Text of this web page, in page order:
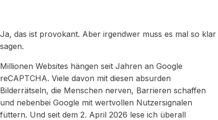
Ja, das ist provokant. Aber irgendwer muss es mal so klar
sagen.
Millionen Websites hängen seit Jahren an Google
reCAPTCHA. Viele davon mit diesen absurden
Bilderrätseln, die Menschen nerven, Barrieren schaffen
und nebenbei Google mit wertvollen Nutzersignalen
füttern. Und seit dem 2. April 2026 lese ich überall